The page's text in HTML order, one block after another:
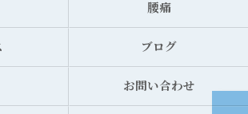
腰痛
ブログ
お問い合わせ